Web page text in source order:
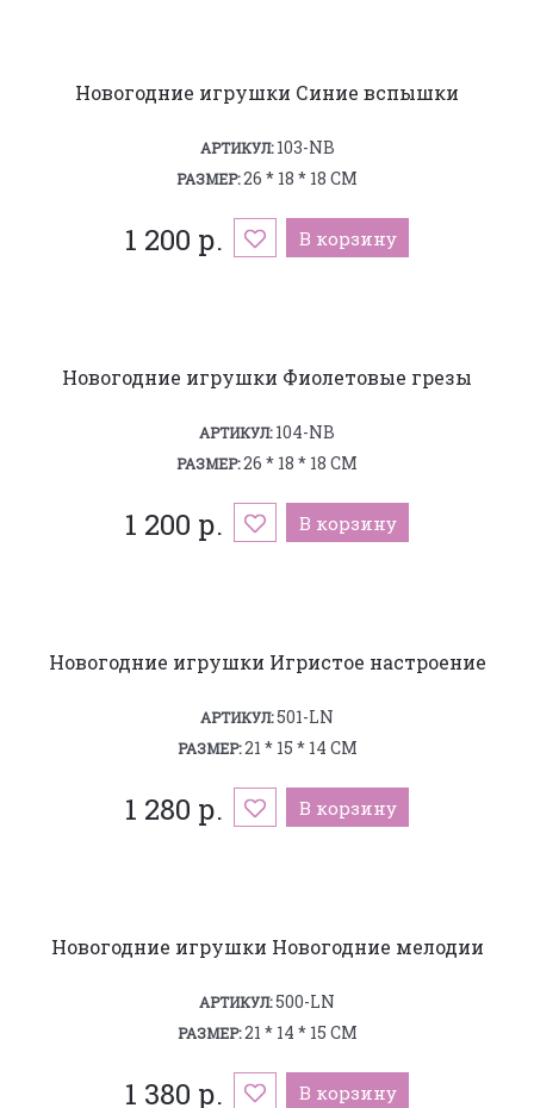
Новогодние игрушки Синие вспышки
АРТИКУЛ:103-NB
РАЗМЕР:26 * 18 * 18 СМ
1 200 р. В корзину
Новогодние игрушки Фиолетовые грезы
АРТИКУЛ:104-NB
РАЗМЕР:26 * 18 * 18 СМ
1 200 р. В корзину
Новогодние игрушки Игристое настроение
АРТИКУЛ:501-LN
РАЗМЕР:21 * 15 * 14 СМ
1 280 р. В корзину
Новогодние игрушки Новогодние мелодии
АРТИКУЛ:500-LN
РАЗМЕР:21 * 14 * 15 СМ
1 380 р. В корзину